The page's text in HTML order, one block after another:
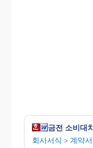
금전 소비대
회사서식 > 계약